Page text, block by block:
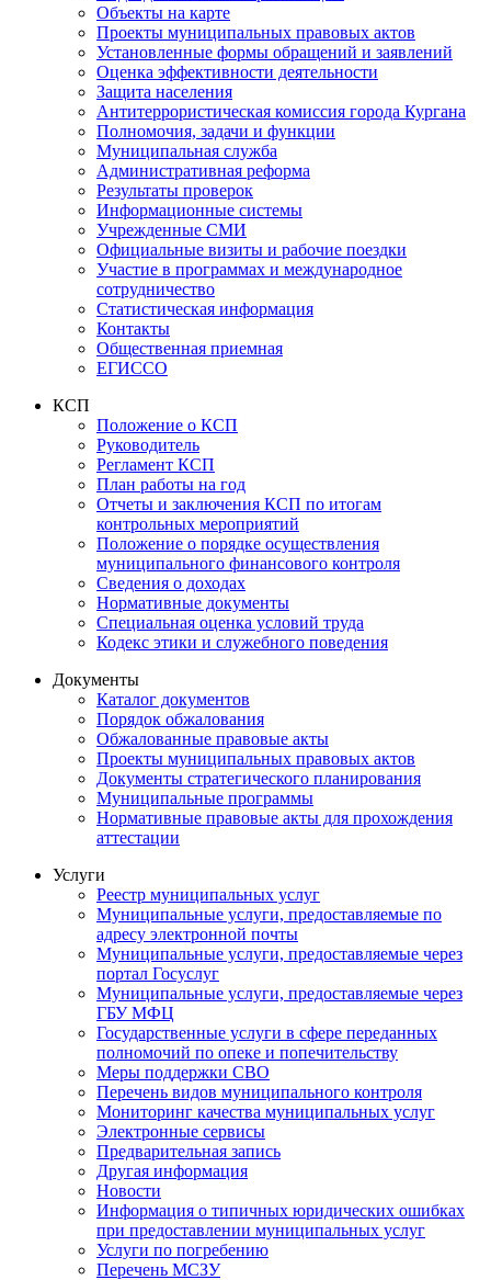
Объекты на карте
Проекты муниципальных правовых актов
Установленные формы обращений и заявлений
Оценка эффективности деятельности
Защита населения
Антитеррористическая комиссия города Кургана
Полномочия, задачи и функции
Муниципальная служба
Административная реформа
Результаты проверок
Информационные системы
Учрежденные СМИ
Официальные визиты и рабочие поездки
Участие в программах и международное
сотрудничество
Статистическая информация
Контакты
Общественная приемная
ЕГИССО
КСП
Положение о КСП
Руководитель
Регламент КСП
План работы на год
Отчеты и заключения КСП по итогам
контрольных мероприятий
Положение о порядке осуществления
муниципального финансового контроля
Сведения о доходах
Нормативные документы
Специальная оценка условий труда
Кодекс этики и служебного поведения
Документы
Каталог документов
Порядок обжалования
Обжалованные правовые акты
Проекты муниципальных правовых актов
Документы стратегического планирования
Муниципальные программы
Нормативные правовые акты для прохождения
аттестации
Услуги
Реестр муниципальных услуг
Муниципальные услуги, предоставляемые по
адресу электронной почты
Муниципальные услуги, предоставляемые через
портал Госуслуг
Муниципальные услуги, предоставляемые через
ГБУ МФЦ
Государственные услуги в сфере переданных
полномочий по опеке и попечительству
Меры поддержки СВО
Перечень видов муниципального контроля
Мониторинг качества муниципальных услуг
Электронные сервисы
Предварительная запись
Другая информация
Новости
Информация о типичных юридических ошибках
при предоставлении муниципальных услуг
Услуги по погребению
Перечень МСЗУ